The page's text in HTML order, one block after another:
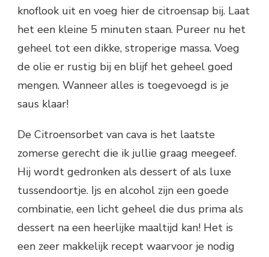
knoflook uit en voeg hier de citroensap bij. Laat
het een kleine 5 minuten staan. Pureer nu het
geheel tot een dikke, stroperige massa. Voeg
de olie er rustig bij en blijf het geheel goed
mengen. Wanneer alles is toegevoegd is je
saus klaar!
De Citroensorbet van cava is het laatste
zomerse gerecht die ik jullie graag meegeef.
Hij wordt gedronken als dessert of als luxe
tussendoortje. Ijs en alcohol zijn een goede
combinatie, een licht geheel die dus prima als
dessert na een heerlijke maaltijd kan! Het is
een zeer makkelijk recept waarvoor je nodig